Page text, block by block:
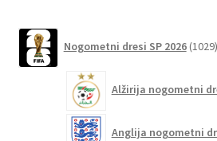
Nogometni dresi SP 2026 1029
Alžirija nogometni
Anglija nogometni